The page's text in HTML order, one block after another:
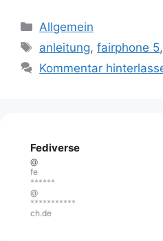
Kategorien
Allgemein
Schlagwörter
anleitung,fairphone 5
Kommentar
Fediverse
@
fe
******
@
***********
ch.de